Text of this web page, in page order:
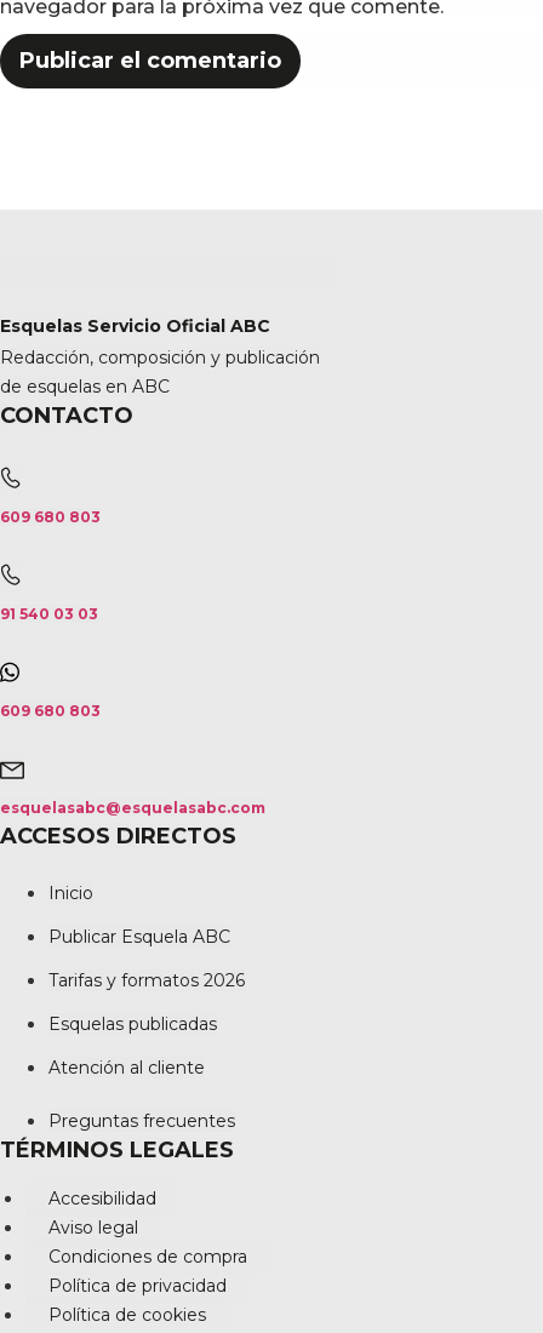
navegador para la próxima vez que comente.
Esquelas Servicio Oficial ABC
Redacción, composición y publicación
de esquelas en ABC
CONTACTO
609 680 803
91 540 03 03
609 680 803
esquelasabc@esquelasabc.com
ACCESOS DIRECTOS
Inicio
Publicar Esquela ABC
Tarifas y formatos 2026
Esquelas publicadas
Atención al cliente
Preguntas frecuentes
TÉRMINOS LEGALES
Accesibilidad
Aviso legal
Condiciones de compra
Política de privacidad
Política de cookies